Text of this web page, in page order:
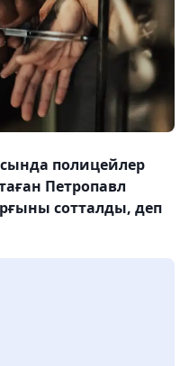
полицейлер
Петропавл
сотталды, деп